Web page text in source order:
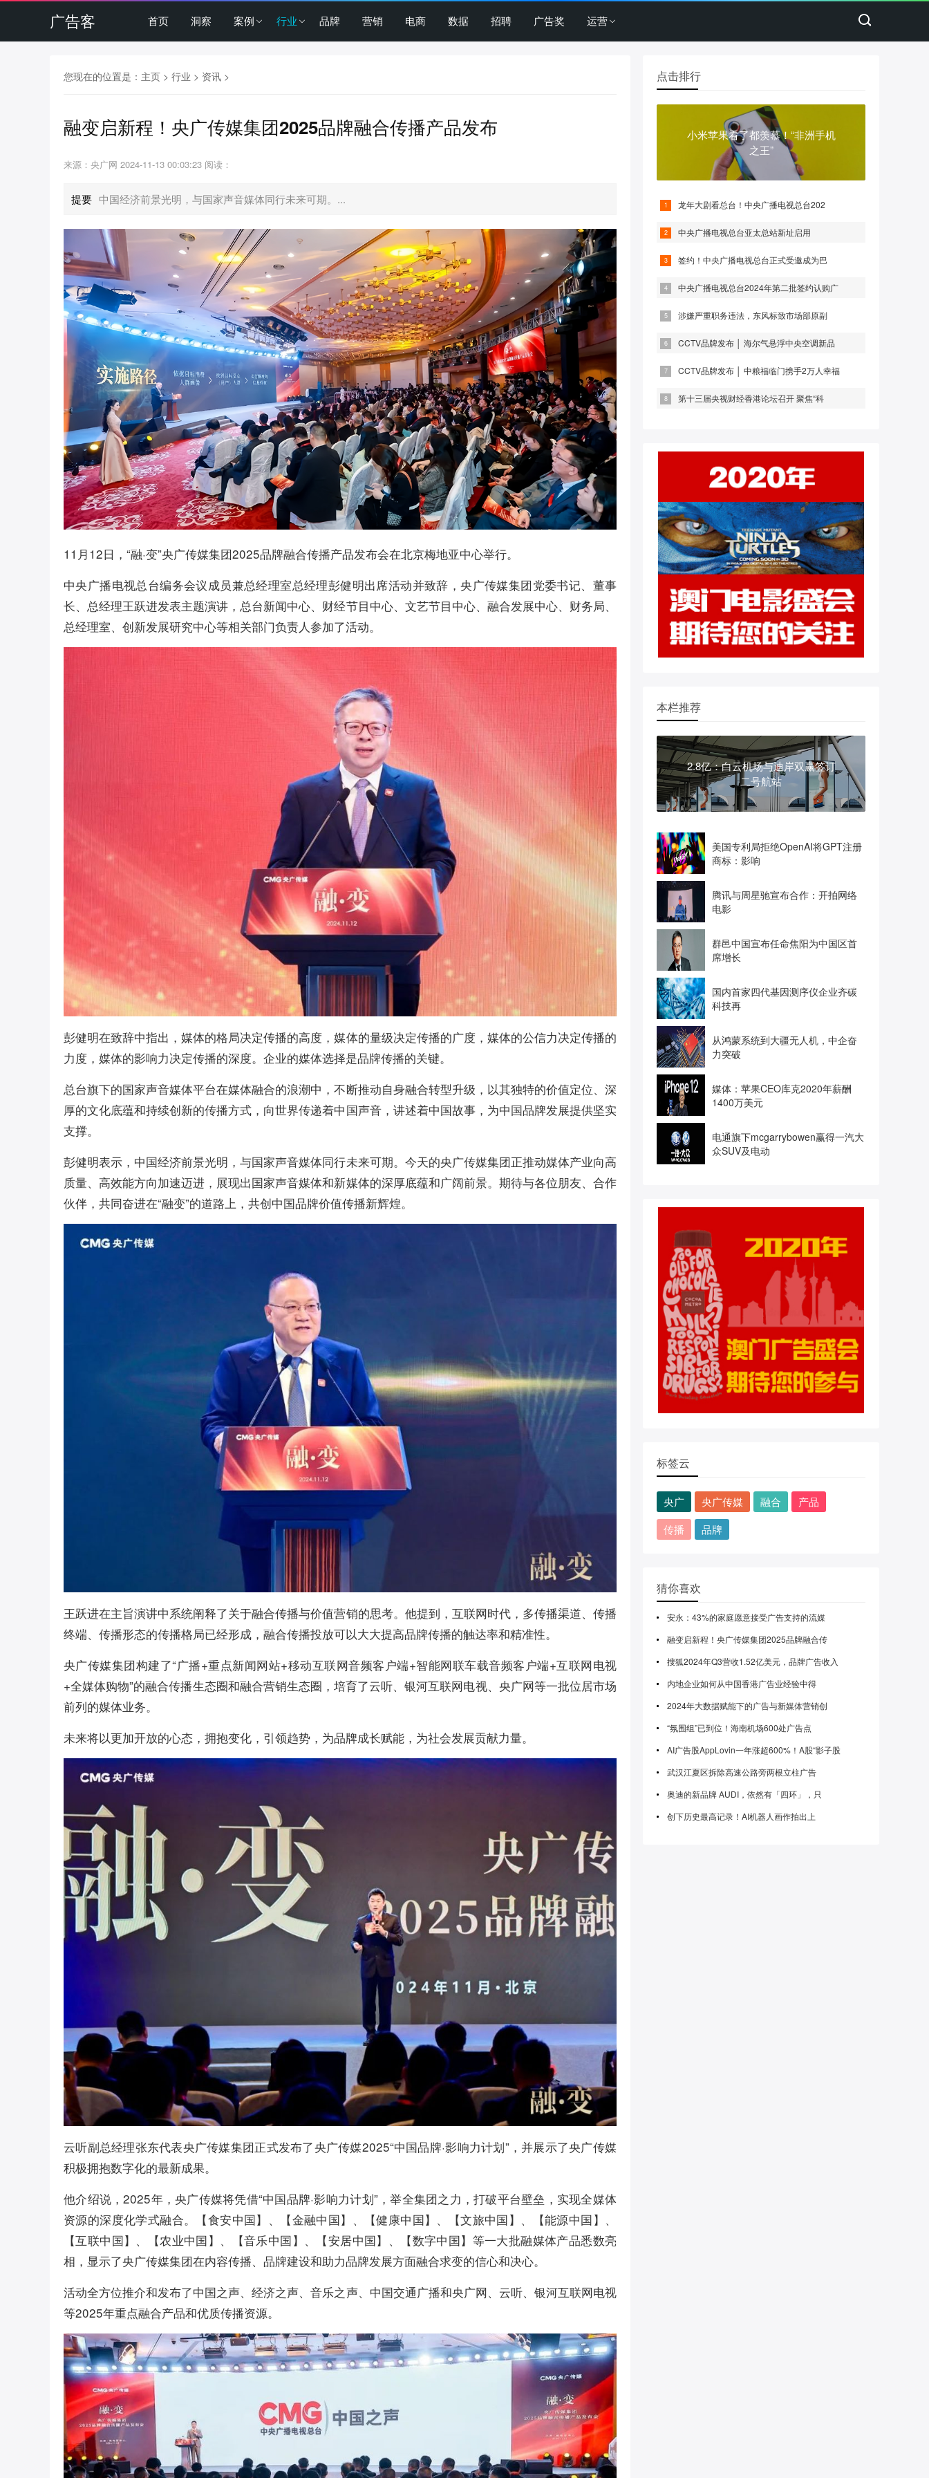
广告客 首页 洞察 案例 行业 品牌 营销 电商 数据 招聘 广告奖 运营
您现在的位置是： 主页 > 行业 > 资讯 >
融变启新程！央广传媒集团2025品牌融合传播产品发布
来源：央广网 2024-11-13 00:03:23 阅读：
提要 中国经济前景光明，与国家声音媒体同行未来可期。...
11月12日，“融·变”央广传媒集团2025品牌融合传播产品发布会在北京梅地亚中心举行。
中央广播电视总台编务会议成员兼总经理室总经理彭健明出席活动并致辞，央广传媒集团党委书记、董事
长、总经理王跃进发表主题演讲，总台新闻中心、财经节目中心、文艺节目中心、融合发展中心、财务局、
总经理室、创新发展研究中心等相关部门负责人参加了活动。
彭健明在致辞中指出，媒体的格局决定传播的高度，媒体的量级决定传播的广度，媒体的公信力决定传播的
力度，媒体的影响力决定传播的深度。企业的媒体选择是品牌传播的关键。
总台旗下的国家声音媒体平台在媒体融合的浪潮中，不断推动自身融合转型升级，以其独特的价值定位、深
厚的文化底蕴和持续创新的传播方式，向世界传递着中国声音，讲述着中国故事，为中国品牌发展提供坚实
支撑。
彭健明表示，中国经济前景光明，与国家声音媒体同行未来可期。今天的央广传媒集团正推动媒体产业向高
质量、高效能方向加速迈进，展现出国家声音媒体和新媒体的深厚底蕴和广阔前景。期待与各位朋友、合作
伙伴，共同奋进在“融变”的道路上，共创中国品牌价值传播新辉煌。
王跃进在主旨演讲中系统阐释了关于融合传播与价值营销的思考。他提到，互联网时代，多传播渠道、传播
终端、传播形态的传播格局已经形成，融合传播投放可以大大提高品牌传播的触达率和精准性。
央广传媒集团构建了“广播+重点新闻网站+移动互联网音频客户端+智能网联车载音频客户端+互联网电视
+全媒体购物”的融合传播生态圈和融合营销生态圈，培育了云听、银河互联网电视、央广网等一批位居市场
前列的媒体业务。
未来将以更加开放的心态，拥抱变化，引领趋势，为品牌成长赋能，为社会发展贡献力量。
云听副总经理张东代表央广传媒集团正式发布了央广传媒2025“中国品牌·影响力计划”，并展示了央广传媒
积极拥抱数字化的最新成果。
他介绍说，2025年，央广传媒将凭借“中国品牌·影响力计划”，举全集团之力，打破平台壁垒，实现全媒体
资源的深度化学式融合。【食安中国】、【金融中国】、【健康中国】、【文旅中国】、【能源中国】、
【互联中国】、【农业中国】、【音乐中国】、【安居中国】、【数字中国】等一大批融媒体产品悉数亮
相，显示了央广传媒集团在内容传播、品牌建设和助力品牌发展方面融合求变的信心和决心。
活动全方位推介和发布了中国之声、经济之声、音乐之声、中国交通广播和央广网、云听、银河互联网电视
等2025年重点融合产品和优质传播资源。
点击排行
小米苹果看了都羡慕！“非洲手机
之王”
龙年大剧看总台！中央广播电视总台202
中央广播电视总台亚太总站新址启用
签约！中央广播电视总台正式受邀成为巴
中央广播电视总台2024年第二批签约认购广
涉嫌严重职务违法，东风标致市场部原副
CCTV品牌发布 │ 海尔气悬浮中央空调新品
CCTV品牌发布 │ 中粮福临门携手2万人幸福
第十三届央视财经香港论坛召开 聚焦“科
本栏推荐
2.8亿：白云机场与迪岸双赢签订
二号航站
美国专利局拒绝OpenAI将GPT注册
商标：影响
腾讯与周星驰宣布合作：开拍网络
电影
群邑中国宣布任命焦阳为中国区首
席增长
国内首家四代基因测序仪企业齐碳
科技再
从鸿蒙系统到大疆无人机，中企奋
力突破
媒体：苹果CEO库克2020年薪酬
1400万美元
电通旗下mcgarrybowen赢得一汽大
众SUV及电动
标签云
央广 央广传媒 融合
产品
传播
品牌
猜你喜欢
安永：43%的家庭愿意接受广告支持的流媒
融变启新程！央广传媒集团2025品牌融合传
搜狐2024年Q3营收1.52亿美元，品牌广告收入
内地企业如何从中国香港广告业经验中得
2024年大数据赋能下的广告与新媒体营销创
“氛围组”已到位！海南机场600处广告点
AI广告股AppLovin一年涨超600%！A股“影子股
武汉江夏区拆除高速公路旁两根立柱广告
奥迪的新品牌 AUDI，依然有「四环」，只
创下历史最高记录！AI机器人画作拍出上